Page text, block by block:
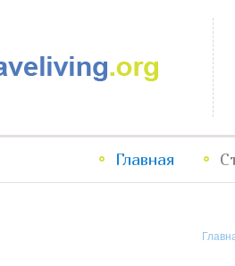
Главная